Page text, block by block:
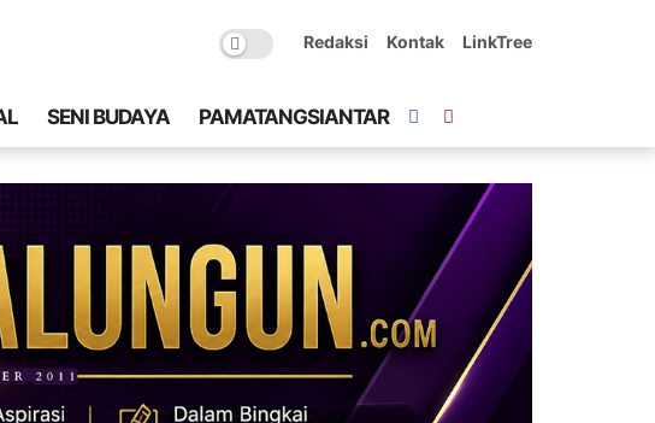
Redaksi Kontak LinkTree
SENI BUDAYA PAMATANGSIANTAR